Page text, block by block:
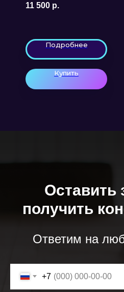
11 500 р.
Подробнее
Купить
Оставить
получить
Ответим на
+7